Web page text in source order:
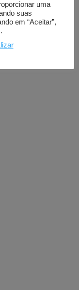
uma
suas
em “Aceitar”,